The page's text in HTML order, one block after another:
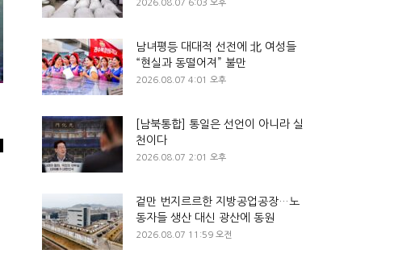
2026.08.07 6:03 오후
남녀평등 대대적 선전에 北 여성들
“현실과 동떨어져” 불만
2026.08.07 4:01 오후
[남북통합] 통일은 선언이 아니라 실
천이다
2026.08.07 2:01 오후
겉만 번지르르한 지방공업공장…노
동자들 생산 대신 광산에 동원
2026.08.07 11:59 오전